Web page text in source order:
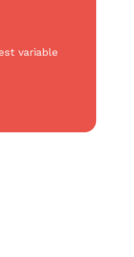
variable